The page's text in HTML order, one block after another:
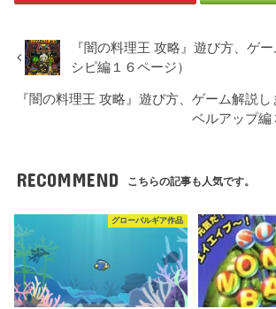
『闇の料理王 攻略』遊び方、ゲ
シピ編１６ページ）
『闇の料理王 攻略』遊び方、ゲーム解説し
ベルアップ編
RECOMMEND こちらの記事も人気です。
グローバルギア作品